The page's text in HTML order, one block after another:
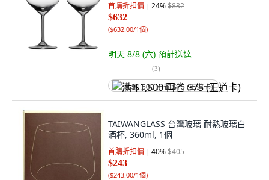
首購折扣價 24%$832
$632
($632.00/1個)
明天 8/8 (六) 預計送達
(3)
满 $1,500 再省 $75 (王道卡)
TAIWANGLASS 台灣玻璃 耐熱玻璃白
酒杯, 360ml, 1個
首購折扣價 40%$405
$243
($243.00/1個)